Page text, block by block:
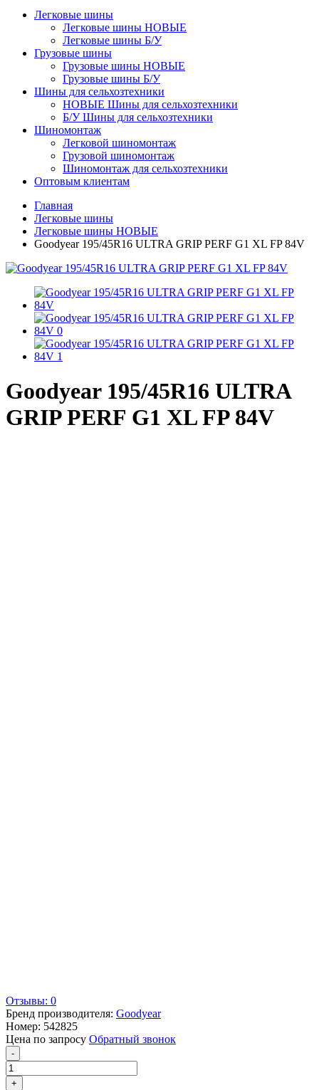
Легковые шины
Легковые шины НОВЫЕ
Легковые шины Б/У
Грузовые шины
Грузовые шины НОВЫЕ
Грузовые шины Б/У
Шины для сельхозтехники
НОВЫЕ Шины для сельхозтехники
Б/У Шины для сельхозтехники
Шиномонтаж
Легковой шиномонтаж
Грузовой шиномонтаж
Шиномонтаж для сельхозтехники
Оптовым клиентам
Главная
Легковые шины
Легковые шины НОВЫЕ
Goodyear 195/45R16 ULTRA GRIP PERF G1 XL FP 84V
Goodyear 195/45R16 ULTRA
GRIP PERF G1 XL FP 84V
Отзывы: 0
Бренд производителя: Goodyear
Номер: 542825
Цена по запросу Обратный звонок
-
+